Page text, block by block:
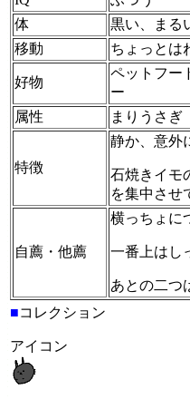
体
黒い、まる
移動
ちょっとは
好物
ペットフー
ー
属性
まりうさぎ
特徴
静か、意外
石焼きイモ
を集中させ
自薦・他薦
横っちょに
一番上はし
あとの二つ
■コレクション
アイコン